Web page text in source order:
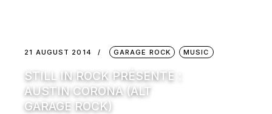
21 AUGUST 2014 GARAGE ROCK MUSIC
STILL IN ROCK PRÉSENTE :
AUSTIN CORONA (ALT
GARAGE ROCK)